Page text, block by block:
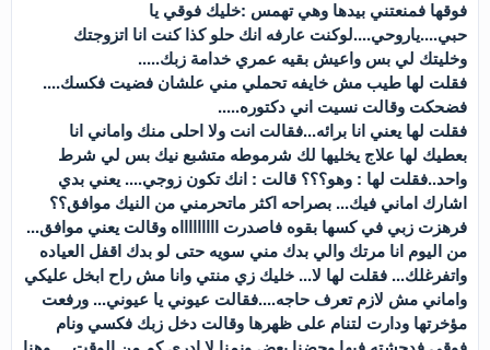
فوقها فمنعتني بيدها وهي تهمس :خليك فوقي يا
حبي....ياروحي....لوكنت عارفه انك حلو كذا كنت انا اتزوجتك
وخليتك لي بس واعيش بقيه عمري خدامة زبك.....
فقلت لها طيب مش خايفه تحملي مني علشان فضيت فكسك....
فضحكت وقالت نسيت اني دكتوره.....
فقلت لها يعني انا برائه...فقالت انت ولا احلى منك واماني انا
بعطيك لها علاج يخليها لك شرموطه متشبع نيك بس لي شرط
واحد..فقلت لها : وهو؟؟؟ قالت : انك تكون زوجي.... يعني بدي
اشارك اماني فيك... بصراحه اكثر ماتحرمني من النيك موافق؟؟
فرهزت زبي في كسها بقوه فاصدرت اااااااااه وقالت يعني موافق...
من اليوم انا مرتك والي بدك مني سويه حتى لو بدك اقفل العياده
واتفرغلك... فقلت لها لا... خليك زي منتي وانا مش راح ابخل عليكي
واماني مش لازم تعرف حاجه....فقالت عيوني يا عيوني... ورفعت
مؤخرتها ودارت لتنام على ظهرها وقالت دخل زبك فكسي ونام